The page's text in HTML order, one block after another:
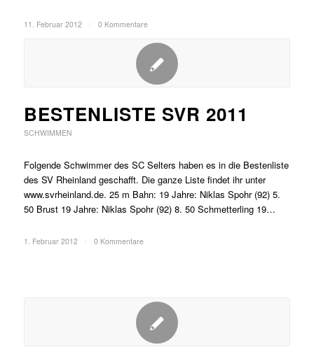
11. Februar 2012 0 Kommentare
BESTENLISTE SVR 2011
SCHWIMMEN
Folgende Schwimmer des SC Selters haben es in die Bestenliste
des SV Rheinland geschafft. Die ganze Liste findet ihr unter
www.svrheinland.de. 25 m Bahn: 19 Jahre: Niklas Spohr (92) 5.
50 Brust 19 Jahre: Niklas Spohr (92) 8. 50 Schmetterling 19…
1. Februar 2012 0 Kommentare